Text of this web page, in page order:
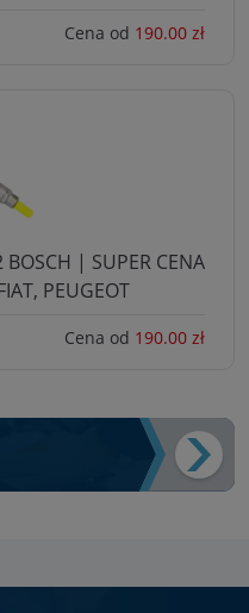
Cena od 190.00 zł
| SUPER CENA
PEUGEOT
Cena od 190.00 zł